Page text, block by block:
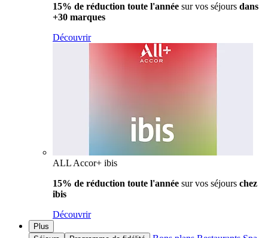
15% de réduction toute l'année sur vos séjours dans
+30 marques
Découvrir
ALL Accor+ ibis
15% de réduction toute l'année sur vos séjours chez
ibis
Découvrir
Plus